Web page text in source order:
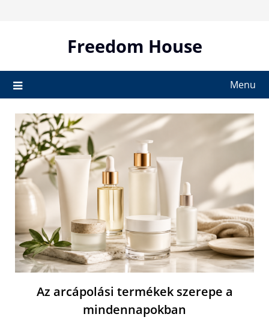
Freedom House
Menu
Az arcápolási termékek szerepe a
mindennapokban